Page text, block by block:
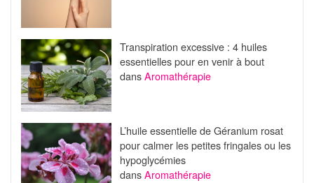
Transpiration excessive : 4 huiles
essentielles pour en venir à bout
dansAromathérapie
L’huile essentielle de Géranium rosat
pour calmer les petites fringales ou les
hypoglycémies
dansAromathérapie